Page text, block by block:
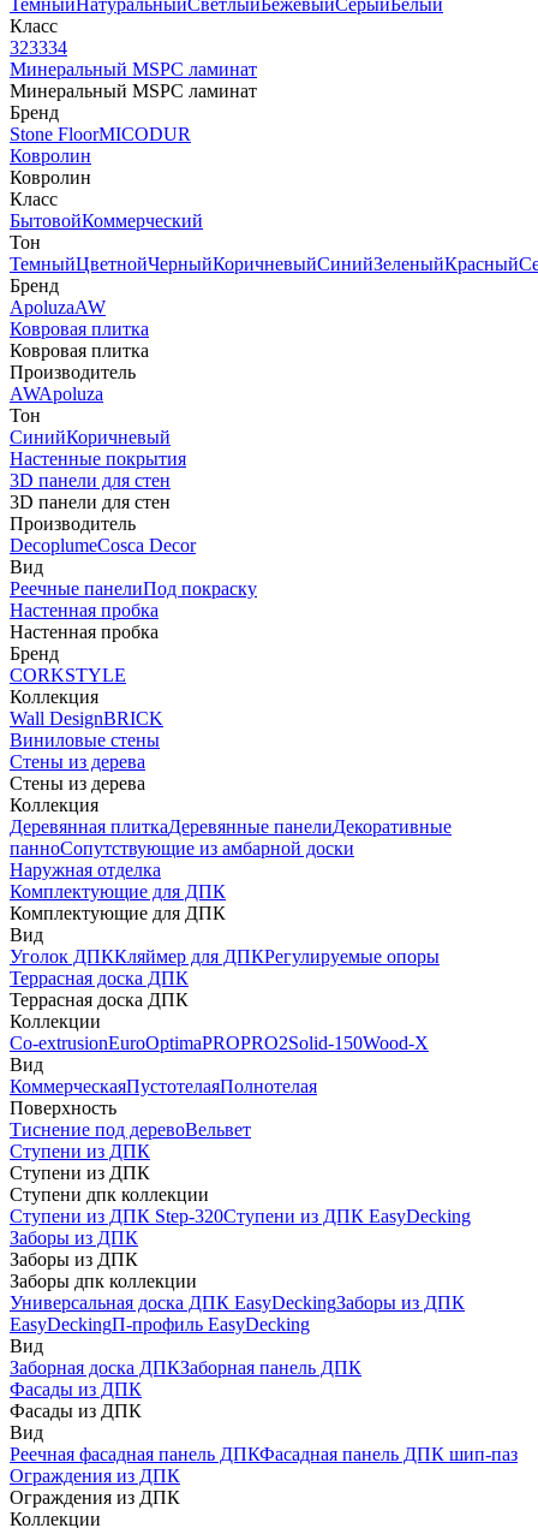
ТемныйНатуральныйСветлыйБежевыйСерыйБелый
Класс
323334
Минеральный MSPC ламинат
Минеральный MSPC ламинат
Бренд
Stone FloorMICODUR
Ковролин
Ковролин
Класс
БытовойКоммерческий
Тон
ТемныйЦветнойЧерныйКоричневыйСинийЗеленыйКрасный
Бренд
ApoluzaAW
Ковровая плитка
Ковровая плитка
Производитель
AWApoluza
Тон
СинийКоричневый
Настенные покрытия
3D панели для стен
3D панели для стен
Производитель
DecoplumeCosca Decor
Вид
Реечные панелиПод покраску
Настенная пробка
Настенная пробка
Бренд
CORKSTYLE
Коллекция
Wall DesignBRICK
Виниловые стены
Стены из дерева
Стены из дерева
Коллекция
Деревянная плиткаДеревянные панелиДекоративные
панноСопутствующие из амбарной доски
Наружная отделка
Комплектующие для ДПК
Комплектующие для ДПК
Вид
Уголок ДПККляймер для ДПКРегулируемые опоры
Террасная доска ДПК
Террасная доска ДПК
Коллекции
Co-extrusionEuroOptimaPROPRO2Solid-150Wood-X
Вид
КоммерческаяПустотелаяПолнотелая
Поверхность
Тиснение под деревоВельвет
Ступени из ДПК
Ступени из ДПК
Ступени дпк коллекции
Ступени из ДПК Step-320Ступени из ДПК EasyDecking
Заборы из ДПК
Заборы из ДПК
Заборы дпк коллекции
Универсальная доска ДПК EasyDeckingЗаборы из ДПК
EasyDeckingП-профиль EasyDecking
Вид
Заборная доска ДПКЗаборная панель ДПК
Фасады из ДПК
Фасады из ДПК
Вид
Реечная фасадная панель ДПКФасадная панель ДПК шип-паз
Ограждения из ДПК
Ограждения из ДПК
Коллекции